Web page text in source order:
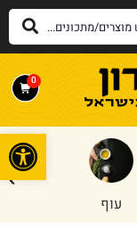
0
עוף